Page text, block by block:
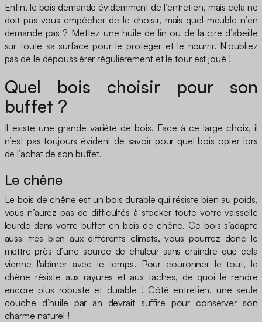
Enfin, le bois demande évidemment de l’entretien, mais cela ne
doit pas vous empêcher de le choisir, mais quel meuble n’en
demande pas ? Mettez une huile de lin ou de la cire d’abeille
sur toute sa surface pour le protéger et le nourrir. N'oubliez
pas de le dépoussiérer régulièrement et le tour est joué !
Quel bois choisir pour son
buffet ?
Il existe une grande variété de bois. Face à ce large choix, il
n’est pas toujours évident de savoir pour quel bois opter lors
de l’achat de son buffet.
Le chêne
Le bois de chêne est un bois durable qui résiste bien au poids,
vous n’aurez pas de difficultés à stocker toute votre vaisselle
lourde dans votre buffet en bois de chêne. Ce bois s’adapte
aussi très bien aux différents climats, vous pourrez donc le
mettre près d’une source de chaleur sans craindre que cela
vienne l'abîmer avec le temps. Pour couronner le tout, le
chêne résiste aux rayures et aux taches, de quoi le rendre
encore plus robuste et durable ! Côté entretien, une seule
couche d’huile par an devrait suffire pour conserver son
charme naturel !